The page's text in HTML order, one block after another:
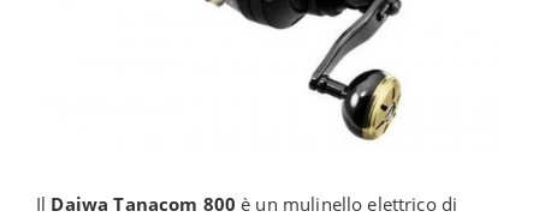
Il Daiwa Tanacom 800 è un mulinello elettrico di